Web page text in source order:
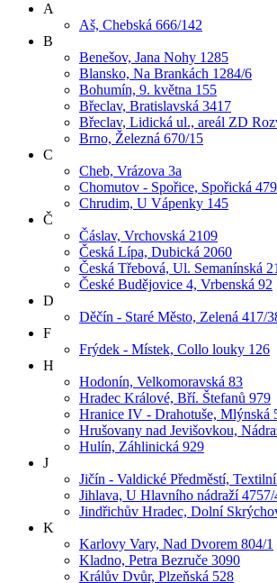
A
Aš, Chebská 666/142
B
Benešov, Jana Nohy 1285
Blansko, Na Brankách 1284/6
Bohumín, 9. května 155
Břeclav, Bratislavská 3417
Břeclav, Lidická ul., areál ZD
Brno, Železná 670/15
C
Cheb, Vrázova 3a
Chomutov - Spořice, Spořická 479
Chrudim, U Vápenky 145
Č
Čáslav, Vrchovská 2109
Česká Lípa, Dubická 2060
Česká Třebová, Ul. Semanínská
České Budějovice 4, Vrbenská 92
D
Děčín - Staré Město, Zelená 417/
F
Frýdek - Místek, Collo louky 126
H
Hodonín, Velkomoravská 83
Hradec Králové, Bří. Štefanů 979
Hranice IV - Drahotuše, Mlýnská
Hrušovany nad Jevišovkou,
Hulín, Záhlinická 929
J
Jičín - Valdické Předměstí, Textilní
Jihlava, U Hlavního nádraží 4757/
Jindřichův Hradec, Dolní
K
Karlovy Vary, Nad Dvorem 804/1
Kladno, Petra Bezruče 3090
Králův Dvůr, Plzeňská 528